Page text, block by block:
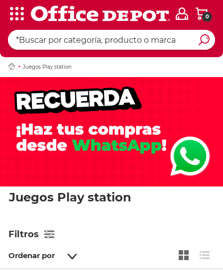
0
Juegos Play station
Juegos Play station
Filtros
Ordenar por